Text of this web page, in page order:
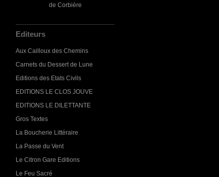
de Corbière
Editeurs
Aux Cailloux des Chemins
Carnets du Dessert de Lune
Editions des Etats Civils
EDITIONS LE CLOS JOUVE
EDITIONS LE DILETTANTE
Gros Textes
La Boucherie Littéraire
La Passe du Vent
Le Citron Gare Editions
Le Feu Sacré